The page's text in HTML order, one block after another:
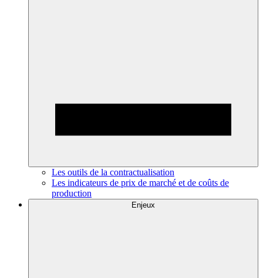
Les outils de la contractualisation
Les indicateurs de prix de marché et de coûts de
production
Enjeux